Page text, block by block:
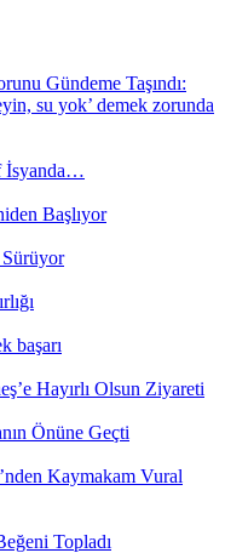
Gündeme Taşındı:
su yok’ demek zorunda
İsyanda…
Başlıyor
başarı
Hayırlı Olsun Ziyareti
Önüne Geçti
Kaymakam Vural
Topladı